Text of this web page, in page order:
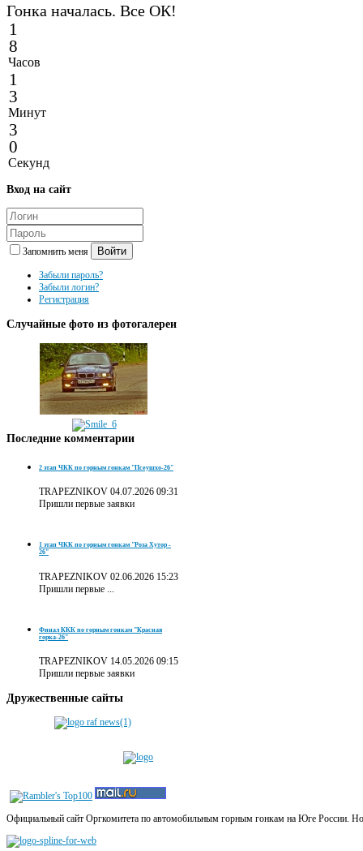
Гонка началась. Все ОК!
1
8
Часов
1
3
Минут
3
0
Секунд
Вход на сайт
Запомнить меня Войти
Забыли пароль?
Забыли логин?
Регистрация
Случайные фото из фотогалереи
Последние комментарии
2 этап ЧКК по горным гонкам "Псеушхо-26"
TRAPEZNIKOV 04.07.2026 09:31
Пришли первые заявки
1 этап ЧКК по горным гонкам "Роза Хутор -
26"
TRAPEZNIKOV 02.06.2026 15:23
Пришли первые ...
Финал ККК по горным гонкам "Красная
горка-26"
TRAPEZNIKOV 14.05.2026 09:15
Пришли первые заявки
Дружественные сайты
Официальный сайт Оргкомитета по автомобильным горным гонкам на Юге России.